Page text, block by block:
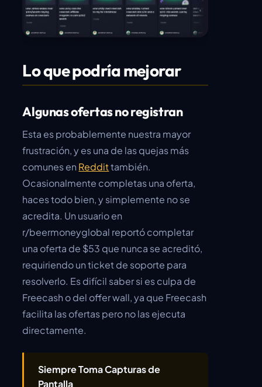
Lo que podría mejorar
Algunas ofertas no registran
Esta es probablemente nuestra mayor
frustración, y es una de las quejas más
comunes en Reddittambién.
Ocasionalmente completas una oferta,
haces todo bien, y simplemente no se
acredita. Un usuario en
r/beermoneyglobal reportó completar
una oferta de $53 que nunca se acreditó,
requiriendo un ticket de soporte para
resolverlo. Es difícil saber si es culpa de
Freecash o del offer wall, ya que Freecash
facilita las ofertas pero no las ejecuta
directamente.
Siempre Toma Capturas de
Pantalla